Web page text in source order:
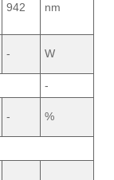
942 nm
- W
-
- %